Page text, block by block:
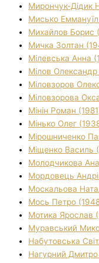
Мирончук-Дідик
Мисько
Михайлов Борис
Мичка Золтан
Мілевська Анна
Мілов Олександр
Міловзоров
Міловзорова
Мінін Роман
Мінько Олег
Мірошниченко
Міщенко Василь
Молодчикова
Мордовець
Москальова
Мось Петро
Мотика Ярослав
Муравський
Набутовська
Нагурний